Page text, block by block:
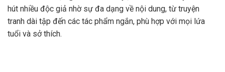
hút nhiều độc giả nhờ sự đa dạng về nội dung, từ truyện
tranh dài tập đến các tác phẩm ngắn, phù hợp với mọi lứa
tuổi và sở thích.